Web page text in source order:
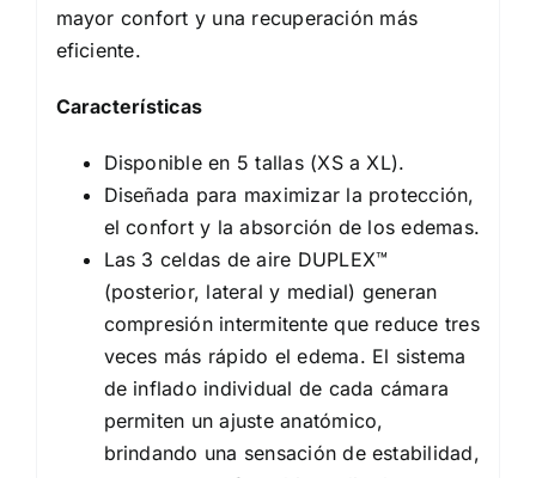
mayor confort y una recuperación más
eficiente.
Características
Disponible en 5 tallas (XS a XL).
Diseñada para maximizar la protección,
el confort y la absorción de los edemas.
Las 3 celdas de aire DUPLEX™
(posterior, lateral y medial) generan
compresión intermitente que reduce tres
veces más rápido el edema. El sistema
de inflado individual de cada cámara
permiten un ajuste anatómico,
brindando una sensación de estabilidad,